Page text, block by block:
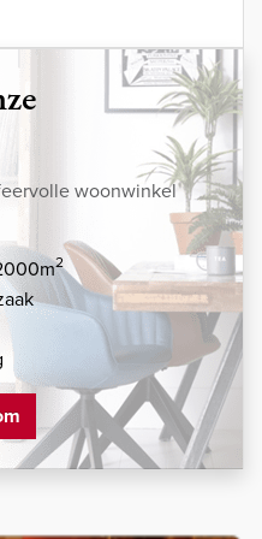
woonwinkel
2